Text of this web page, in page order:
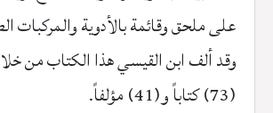
على ملحق وقائمة بالأدوية والمركبات
وقد ألف ابن القيسي هذا الكتاب من
(73) كتاباً و(41) مؤلفاً.